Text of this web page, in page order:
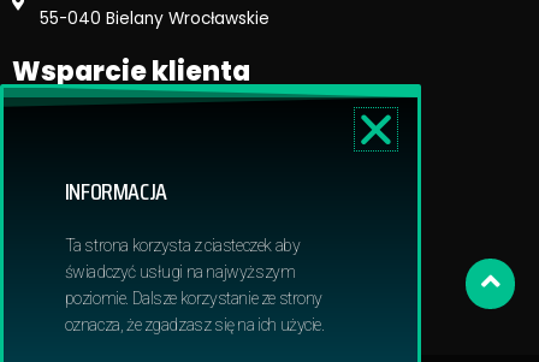
55-040 Bielany Wrocławskie
Wsparcie klienta
Dostawa i płatność
Obowiązek informacyjny RODO
INFORMACJA
Ta strona korzysta z ciasteczek aby
świadczyć usługi na najwyższym
poziomie. Dalsze korzystanie ze strony
oznacza, że zgadzasz się na ich użycie.